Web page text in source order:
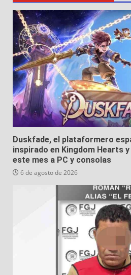
Duskfade, el plataformero
inspirado en Kingdom Hearts
este mes a PC y consolas
6 de agosto de 2026